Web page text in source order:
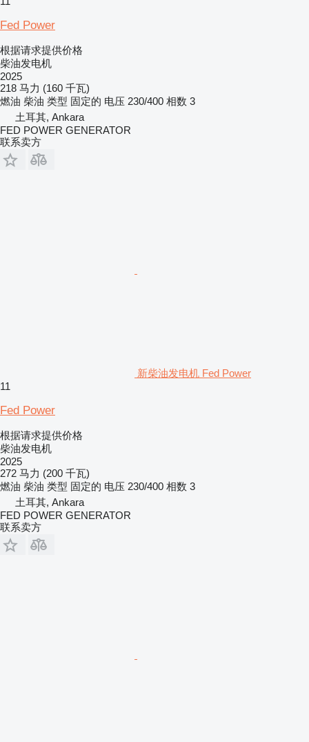
Fed Power
根据请求提供价格
柴油发电机
2025
218 马力 (160 千瓦)
燃油 柴油 类型 固定的 电压 230/400 相数 3
土耳其, Ankara
FED POWER GENERATOR
联系卖方
新柴油发电机 Fed Power
11
Fed Power
根据请求提供价格
柴油发电机
2025
272 马力 (200 千瓦)
燃油 柴油 类型 固定的 电压 230/400 相数 3
土耳其, Ankara
FED POWER GENERATOR
联系卖方